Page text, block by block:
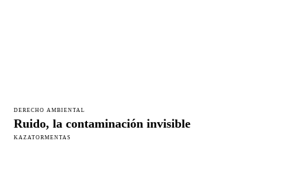
DERECHO AMBIENTAL
Ruido, la contaminación invisible
KAZATORMENTAS